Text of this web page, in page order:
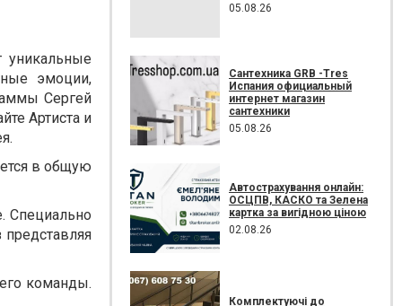
эмоции,
Сергей
Артиста и
в общую
Специально
команды.
05.08.26
Сантехника GRB -Tres
Испания официальный
интернет магазин
сантехники
05.08.26
Автострахування онлайн:
ОСЦПВ, КАСКО та Зелена
картка за вигідною ціною
02.08.26
Комплектуючі до